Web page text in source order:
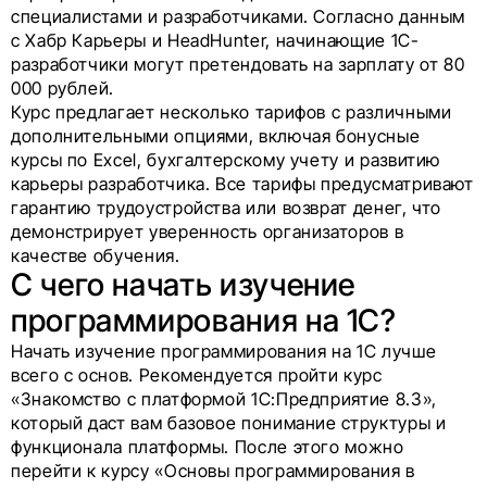
специалистами и разработчиками. Согласно данным
с Хабр Карьеры и HeadHunter, начинающие 1С-
разработчики могут претендовать на зарплату от 80
000 рублей.
Курс предлагает несколько тарифов с различными
дополнительными опциями, включая бонусные
курсы по Excel, бухгалтерскому учету и развитию
карьеры разработчика. Все тарифы предусматривают
гарантию трудоустройства или возврат денег, что
демонстрирует уверенность организаторов в
качестве обучения.
С чего начать изучение
программирования на 1С?
Начать изучение программирования на 1С лучше
всего с основ. Рекомендуется пройти курс
«Знакомство с платформой 1C:Предприятие 8.3»,
который даст вам базовое понимание структуры и
функционала платформы. После этого можно
перейти к курсу «Основы программирования в